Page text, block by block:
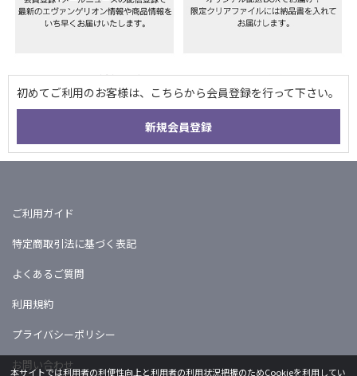
ご利用ガイド
特定商取引法に基づく表記
よくあるご質問
利用規約
プライバシーポリシー
お問い合わせ
本サイトでは利用者の利便性向上と利用者の利用状況把握のためCookieを利用してい